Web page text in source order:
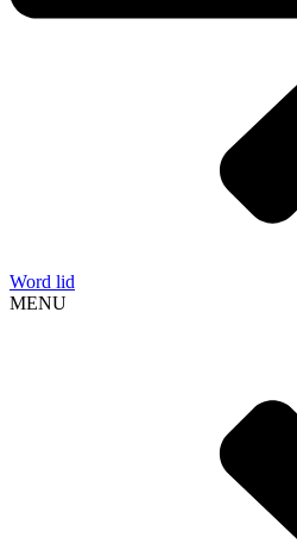
Word lid
MENU